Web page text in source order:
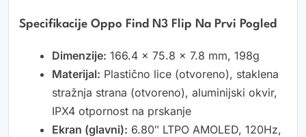
Specifikacije Oppo Find N3 Flip Na Prvi Pogled
Dimenzije: 166.4 x 75.8 x 7.8 mm, 198g
Materijal: Plastično lice (otvoreno), staklena
stražnja strana (otvoreno), aluminijski okvir,
IPX4 otpornost na prskanje
Ekran (glavni): 6.80″ LTPO AMOLED, 120Hz,